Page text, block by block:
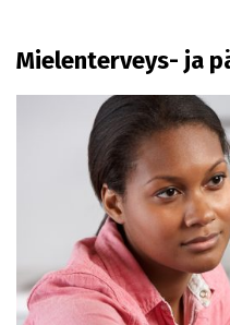
Mielenterveys- ja